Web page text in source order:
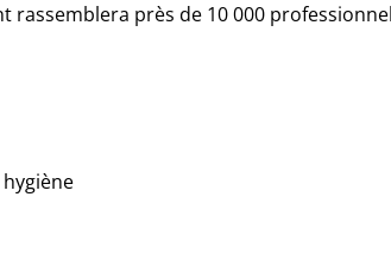
rassemblera près de 10 000